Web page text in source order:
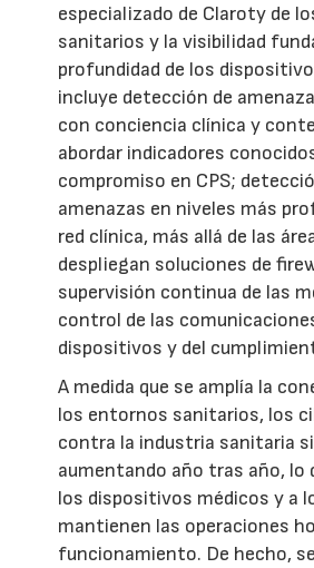
especializado de Claroty de
sanitarios y la visibilidad
profundidad de los
incluye detección de
con conciencia clínica y
abordar indicadores
compromiso en CPS;
amenazas en niveles más
red clínica, más allá de las
despliegan soluciones de
supervisión continua de las
control de las
dispositivos y del
A medida que se amplía la
los entornos sanitarios, los
contra la industria sanitaria
aumentando año tras año, lo
los dispositivos médicos y a
mantienen las operaciones
funcionamiento. De hecho,